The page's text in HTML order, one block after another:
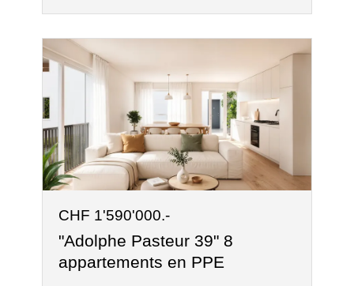
CHF 1'590'000.-
"Adolphe Pasteur 39" 8
appartements en PPE